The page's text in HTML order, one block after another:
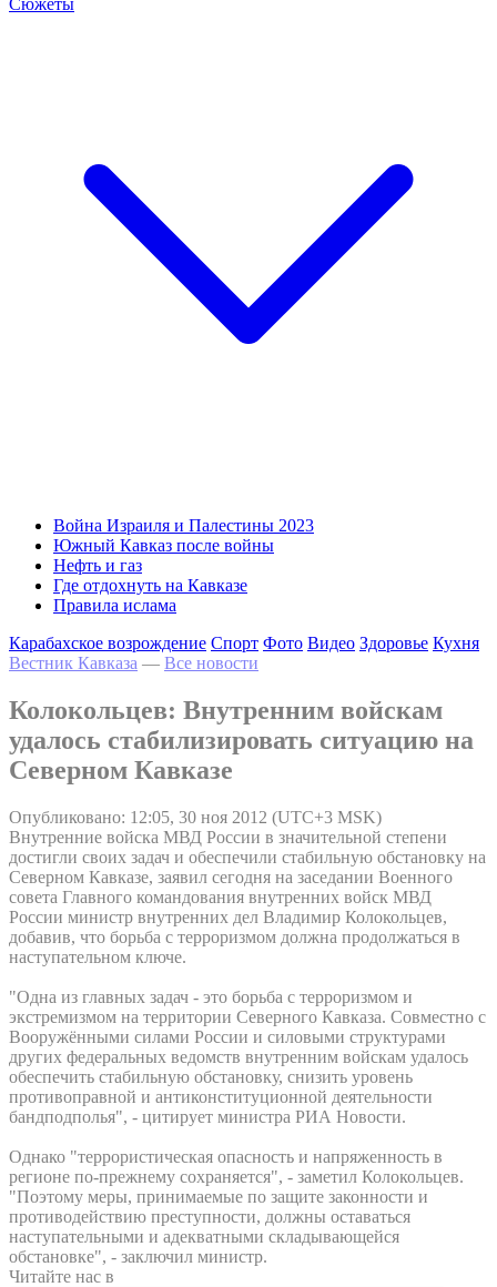
Сюжеты
Война Израиля и Палестины 2023
Южный Кавказ после войны
Нефть и газ
Где отдохнуть на Кавказе
Правила ислама
Карабахское возрождение Спорт Фото Видео Здоровье Кухня
Вестник Кавказа — Все новости
Колокольцев: Внутренним войскам
удалось стабилизировать ситуацию на
Северном Кавказе
Опубликовано: 12:05, 30 ноя 2012 (UTC+3 MSK)
Внутренние войска МВД России в значительной степени
достигли своих задач и обеспечили стабильную обстановку на
Северном Кавказе, заявил сегодня на заседании Военного
совета Главного командования внутренних войск МВД
России министр внутренних дел Владимир Колокольцев,
добавив, что борьба с терроризмом должна продолжаться в
наступательном ключе.
"Одна из главных задач - это борьба с терроризмом и
экстремизмом на территории Северного Кавказа. Совместно с
Вооружёнными силами России и силовыми структурами
других федеральных ведомств внутренним войскам удалось
обеспечить стабильную обстановку, снизить уровень
противоправной и антиконституционной деятельности
бандподполья", - цитирует министра РИА Новости.
Однако "террористическая опасность и напряженность в
регионе по-прежнему сохраняется", - заметил Колокольцев.
"Поэтому меры, принимаемые по защите законности и
противодействию преступности, должны оставаться
наступательными и адекватными складывающейся
обстановке", - заключил министр.
Читайте нас в